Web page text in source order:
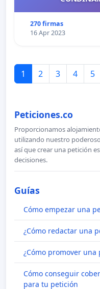
270 firmas
16 Apr 2023
1 2 3 4 5
Peticiones.co
Proporcionamos
utilizando nuestro
así que crear una petición
decisiones.
Guías
Cómo empezar una
¿Cómo redactar una
¿Cómo promover una
Cómo conseguir
para tu petición